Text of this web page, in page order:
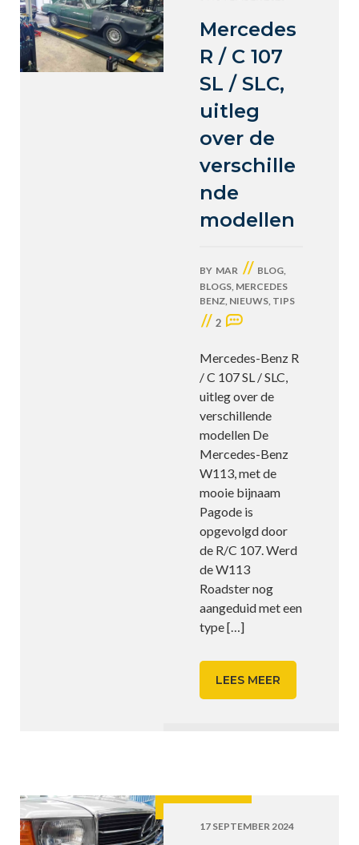
Mercedes
R / C 107
SL / SLC,
uitleg
over de
verschille
nde
modellen
BY MAR // BLOG,
BLOGS, MERCEDES
BENZ, NIEUWS, TIPS
// 2
Mercedes-Benz R
/ C 107 SL / SLC,
uitleg over de
verschillende
modellen De
Mercedes-Benz
W113, met de
mooie bijnaam
Pagode is
opgevolgd door
de R/C 107. Werd
de W113
Roadster nog
aangeduid met een
type[…]
LEES MEER
17 SEPTEMBER 2024